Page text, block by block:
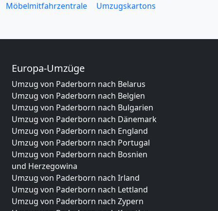
Möbelmitfahrzentrale
Umzugskartons
Europa-Umzüge
Umzug von Paderborn nach Belarus
Umzug von Paderborn nach Belgien
Umzug von Paderborn nach Bulgarien
Umzug von Paderborn nach Dänemark
Umzug von Paderborn nach England
Umzug von Paderborn nach Portugal
Umzug von Paderborn nach Bosnien
und Herzegowina
Umzug von Paderborn nach Irland
Umzug von Paderborn nach Lettland
Umzug von Paderborn nach Zypern